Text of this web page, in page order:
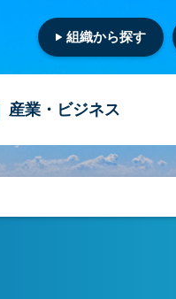
組織から探す
産業・ ビジネス